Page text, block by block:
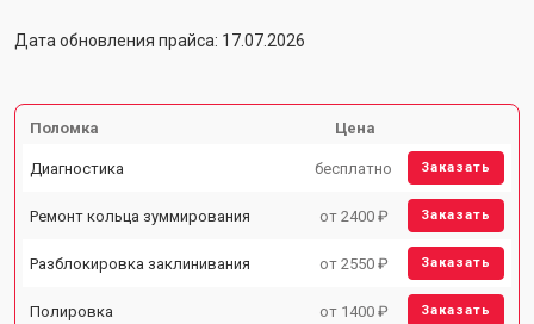
Дата обновления прайса: 17.07.2026
Поломка Цена
Диагностика бесплатно Заказать
Ремонт кольца зуммирования от 2400 ₽ Заказать
Разблокировка заклинивания от 2550 ₽ Заказать
Полировка от 1400 ₽ Заказать